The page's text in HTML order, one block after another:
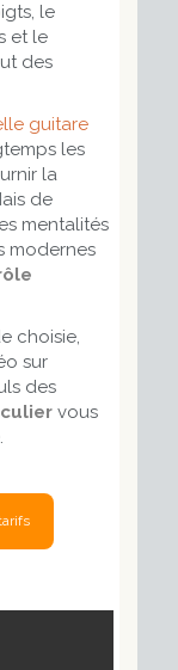
le
et le
des
guitare
les
la
de
mentalités
modernes
choisie,
sur
des
vous